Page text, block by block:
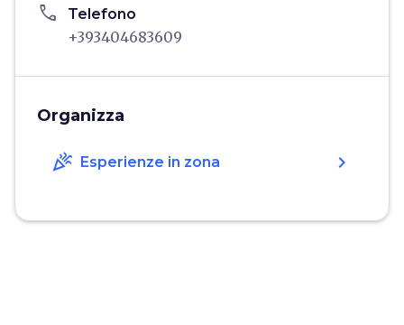
phone Telefono
+393404683609
Organizza
celebration Esperienze in zona chevron_right